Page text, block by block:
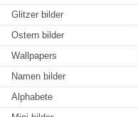
Glitzer bilder
Ostern bilder
Wallpapers
Namen bilder
Alphabete